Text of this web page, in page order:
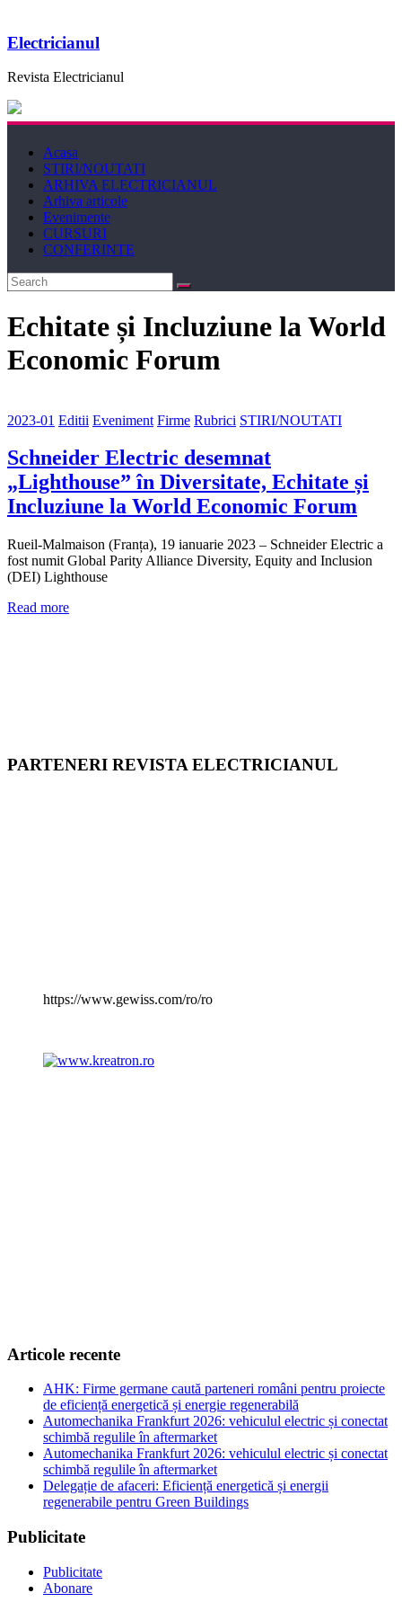
Electricianul
Revista Electricianul
Acasa
STIRI/NOUTATI
ARHIVA ELECTRICIANUL
Arhiva articole
Evenimente
CURSURI
CONFERINTE
Echitate și Incluziune la World
Economic Forum
2023-01 Editii Eveniment Firme Rubrici STIRI/NOUTATI
Schneider Electric desemnat
„Lighthouse” în Diversitate, Echitate și
Incluziune la World Economic Forum
Rueil-Malmaison (Franța), 19 ianuarie 2023 – Schneider Electric a
fost numit Global Parity Alliance Diversity, Equity and Inclusion
(DEI) Lighthouse
Read more
PARTENERI REVISTA ELECTRICIANUL
https://www.gewiss.com/ro/ro
Articole recente
AHK: Firme germane caută parteneri români pentru proiecte
de eficiență energetică și energie regenerabilă
Automechanika Frankfurt 2026: vehiculul electric și conectat
schimbă regulile în aftermarket
Automechanika Frankfurt 2026: vehiculul electric și conectat
schimbă regulile în aftermarket
Delegație de afaceri: Eficiență energetică și energii
regenerabile pentru Green Buildings
Publicitate
Publicitate
Abonare